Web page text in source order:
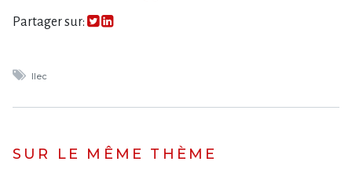
Partager sur:
Ilec
SUR LE MÊME THÈME